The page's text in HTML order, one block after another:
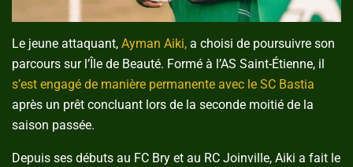
Le jeune attaquant, Ayman Aiki, a choisi de poursuivre son
parcours sur l’Île de Beauté. Formé à l’AS Saint-Étienne, il
s’est engagé de manière permanente avec le SC Bastia
après un prêt concluant lors de la seconde moitié de la
saison passée.
Depuis ses débuts au FC Bry et au RC Joinville, Aiki a fait le